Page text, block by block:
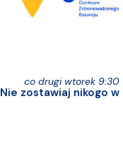
co drugi wtorek 9:30
Nie zostawiaj nikogo